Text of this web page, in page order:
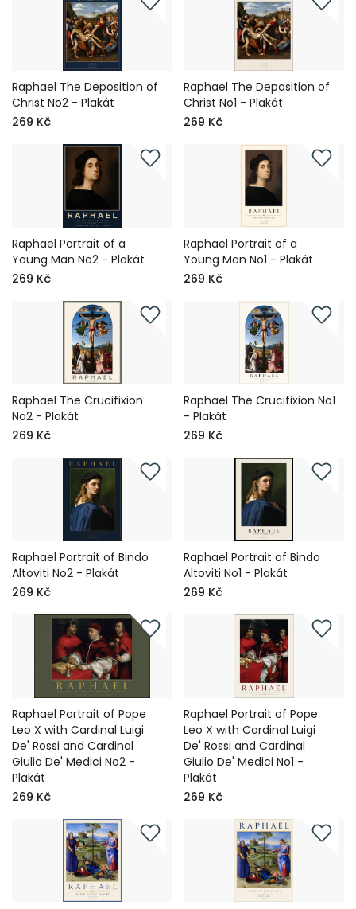
Raphael The Deposition of
Christ No2 - Plakát
269 Kč
Raphael The Deposition of
Christ No1 - Plakát
269 Kč
Raphael Portrait of a
Young Man No2 - Plakát
269 Kč
Raphael Portrait of a
Young Man No1 - Plakát
269 Kč
Raphael The Crucifixion
No2 - Plakát
269 Kč
Raphael The Crucifixion No1
- Plakát
269 Kč
Raphael Portrait of Bindo
Altoviti No2 - Plakát
269 Kč
Raphael Portrait of Bindo
Altoviti No1 - Plakát
269 Kč
Raphael Portrait of Pope
Leo X with Cardinal Luigi
De' Rossi and Cardinal
Giulio De' Medici No2 -
Plakát
269 Kč
Raphael Portrait of Pope
Leo X with Cardinal Luigi
De' Rossi and Cardinal
Giulio De' Medici No1 -
Plakát
269 Kč